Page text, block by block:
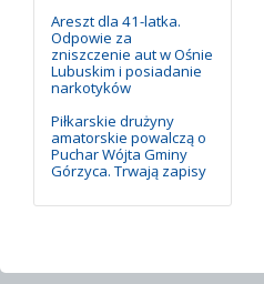
Areszt dla 41-latka.
Odpowie za
zniszczenie aut w Ośnie
Lubuskim i posiadanie
narkotyków
Piłkarskie drużyny
amatorskie powalczą o
Puchar Wójta Gminy
Górzyca. Trwają zapisy